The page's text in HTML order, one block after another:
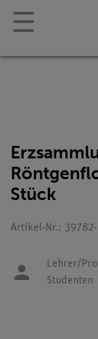
☰
Stück
Artikel-Nr.:
Lehrer/
Studenten